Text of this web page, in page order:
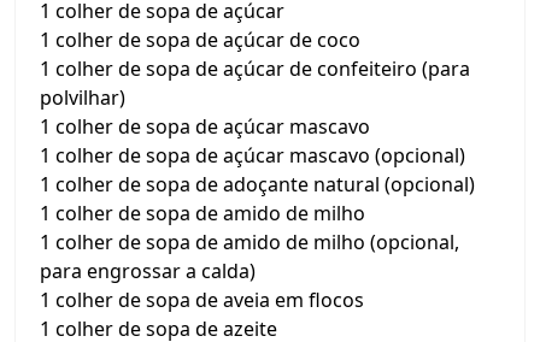
1 colher de sopa de açúcar
1 colher de sopa de açúcar de coco
1 colher de sopa de açúcar de confeiteiro (para
polvilhar)
1 colher de sopa de açúcar mascavo
1 colher de sopa de açúcar mascavo (opcional)
1 colher de sopa de adoçante natural (opcional)
1 colher de sopa de amido de milho
1 colher de sopa de amido de milho (opcional,
para engrossar a calda)
1 colher de sopa de aveia em flocos
1 colher de sopa de azeite